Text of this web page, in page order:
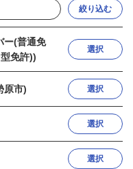
絞り込む
ー(普通免
免許))
選択
原市) 選択
選択
選択